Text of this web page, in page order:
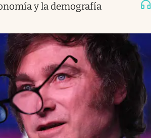
y la demografía